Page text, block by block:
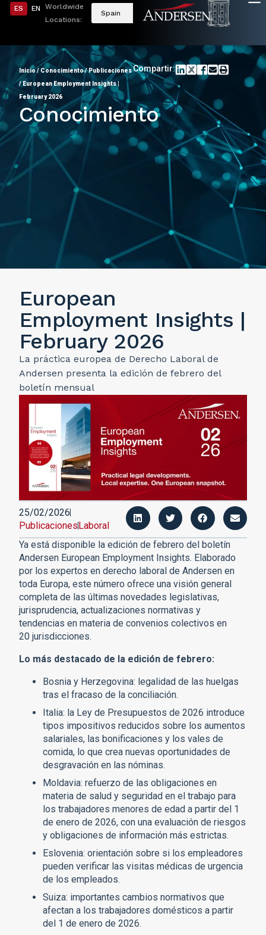
ES EN
Worldwide
Locations:
Spain
Inicio/ Conocimiento/Publicaciones
/European Employment Insights |
February 2026
Compartir:
Conocimiento
European
Employment Insights |
February 2026
La práctica europea de Derecho Laboral de
Andersen presenta la edición de febrero del
boletín mensual
25/02/2026
PublicacionesLaboral
Ya está disponible la edición de febrero del boletín
Andersen European Employment Insights. Elaborado
por los expertos en derecho laboral de Andersen en
toda Europa, este número ofrece una visión general
completa de las últimas novedades legislativas,
jurisprudencia, actualizaciones normativas y
tendencias en materia de convenios colectivos en
20 jurisdicciones.
Lo más destacado de la edición de febrero:
Bosnia y Herzegovina: legalidad de las huelgas
tras el fracaso de la conciliación.
Italia: la Ley de Presupuestos de 2026 introduce
tipos impositivos reducidos sobre los aumentos
salariales, las bonificaciones y los vales de
comida, lo que crea nuevas oportunidades de
desgravación en las nóminas.
Moldavia: refuerzo de las obligaciones en
materia de salud y seguridad en el trabajo para
los trabajadores menores de edad a partir del 1
de enero de 2026, con una evaluación de riesgos
y obligaciones de información más estrictas.
Eslovenia: orientación sobre si los empleadores
pueden verificar las visitas médicas de urgencia
de los empleados.
Suiza: importantes cambios normativos que
afectan a los trabajadores domésticos a partir
del 1 de enero de 2026.